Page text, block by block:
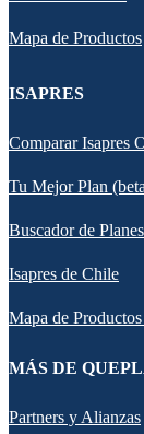
Mapa de Productos
ISAPRES
Comparar Isapres
Tu Mejor Plan
Buscador de
Isapres de Chile
Mapa de
MÁS DE
Partners y Alianzas